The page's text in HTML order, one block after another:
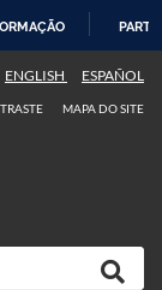
ENGLISH ESPAÑOL
MAPA DO SITE